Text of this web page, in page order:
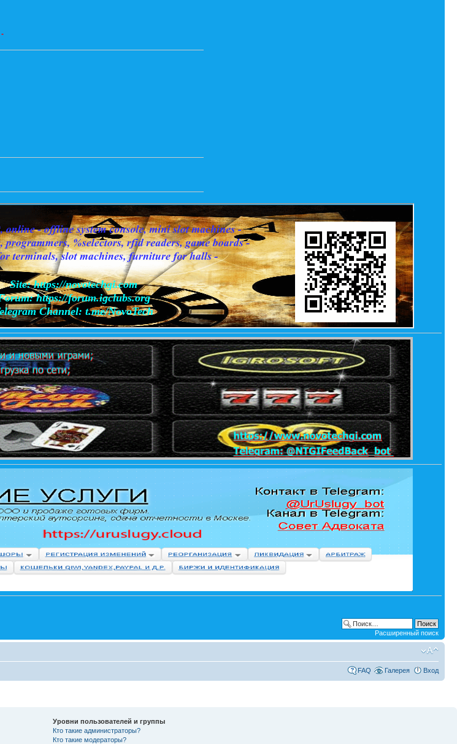
-
Расширенный поиск
FAQ Галерея Вход
Уровни пользователей и группы
Кто такие администраторы?
Кто такие модераторы?